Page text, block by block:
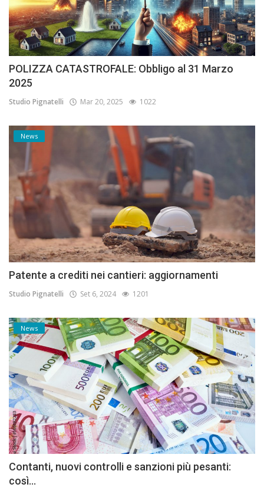
POLIZZA CATASTROFALE: Obbligo al 31 Marzo
2025
Studio Pignatelli Mar 20, 2025 1022
News
Patente a crediti nei cantieri: aggiornamenti
Studio Pignatelli Set 6, 2024 1201
News
Contanti, nuovi controlli e sanzioni più pesanti:
così...